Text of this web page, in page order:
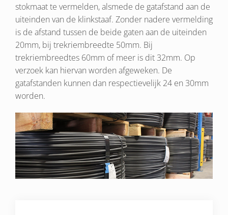
stokmaat te vermelden, alsmede de gatafstand aan de
uiteinden van de klinkstaaf. Zonder nadere vermelding
is de afstand tussen de beide gaten aan de uiteinden
20mm, bij trekriembreedte 50mm. Bij
trekriembreedtes 60mm of meer is dit 32mm. Op
verzoek kan hiervan worden afgeweken. De
gatafstanden kunnen dan respectievelijk 24 en 30mm
worden.